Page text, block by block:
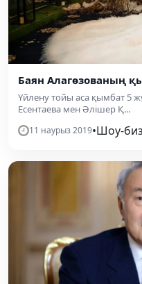
Баян Алагөзованың
Үйлену тойы аса қымбат 5
Есентаева мен Әлішер Қ...
11 наурыз 2019•Шоу-